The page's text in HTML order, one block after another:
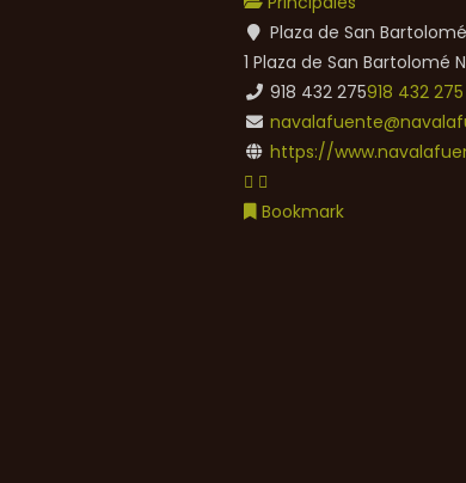
Plaza de San
1 Plaza de San Bartolomé
918 432 275918 432 275
https://
Bookmark